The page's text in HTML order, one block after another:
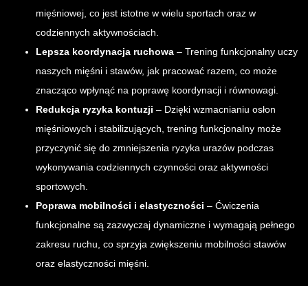
mięśniowej, co jest istotne w wielu sportach oraz w
codziennych aktywnościach.
Lepsza koordynacja ruchowa – Trening funkcjonalny uczy
naszych mięśni i stawów, jak pracować razem, co może
znacząco wpłynąć na poprawę koordynacji i równowagi.
Redukcja ryzyka kontuzji – Dzięki wzmacnianiu osłon
mięśniowych i stabilizujących, trening funkcjonalny może
przyczynić się do zmniejszenia ryzyka urazów podczas
wykonywania codziennych czynności oraz aktywności
sportowych.
Poprawa mobilności i elastyczności – Ćwiczenia
funkcjonalne są zazwyczaj dynamiczne i wymagają pełnego
zakresu ruchu, co sprzyja zwiększeniu mobilności stawów
oraz elastyczności mięśni.